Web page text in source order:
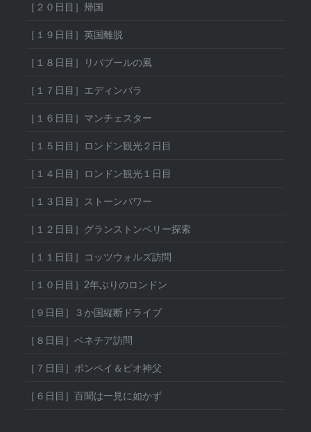
［２０日目］帰国
［１９日目］英国離脱
［１８日目］リバプールの風
［１７日目］エディンバラ
［１６日目］マンチェスター
［１５日目］ロンドン観光２日目
［１４日目］ロンドン観光１日目
［１３日目］ストーンパワー
［１２日目］グランストンベリー探索
［１１日目］コッツウォルズ訪問
［１０日目］2年ぶりのロンドン
［９日目］３か国縦断ドライブ
［８日目］ベネチア訪問
［７日目］ポンペイ＆ピオ神父
［６日目］百聞は一見に如かず